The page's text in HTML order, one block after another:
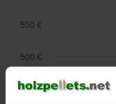
450 €
500 €
550 €